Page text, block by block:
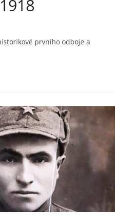
prvního odboje a